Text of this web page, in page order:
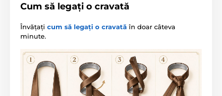
Cum să legați o cravată
Învățați cum să legați o cravată în doar câteva
minute.